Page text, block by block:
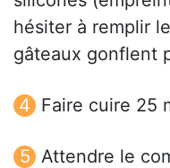
hésiter à remplir
gâteaux gonflent
Faire cuire 25
Attendre le